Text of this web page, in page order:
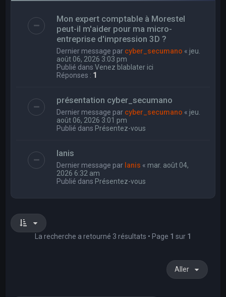
Mon expert comptable à Morestel
peut-il m'aider pour ma micro-
entreprise d'impression 3D ?
Dernier message par cyber_secumano « jeu.
août 06, 2026 3:03 pm
Publié dansVenez blablater ici
Réponses : 1
présentation cyber_secumano
Dernier message par cyber_secumano « jeu.
août 06, 2026 3:01 pm
Publié dans Présentez-vous
Ianis
Dernier message par Ianis « mar. août 04,
2026 6:32 am
Publié dans Présentez-vous
La recherche a retourné 3 résultats • Page 1 sur 1
Aller